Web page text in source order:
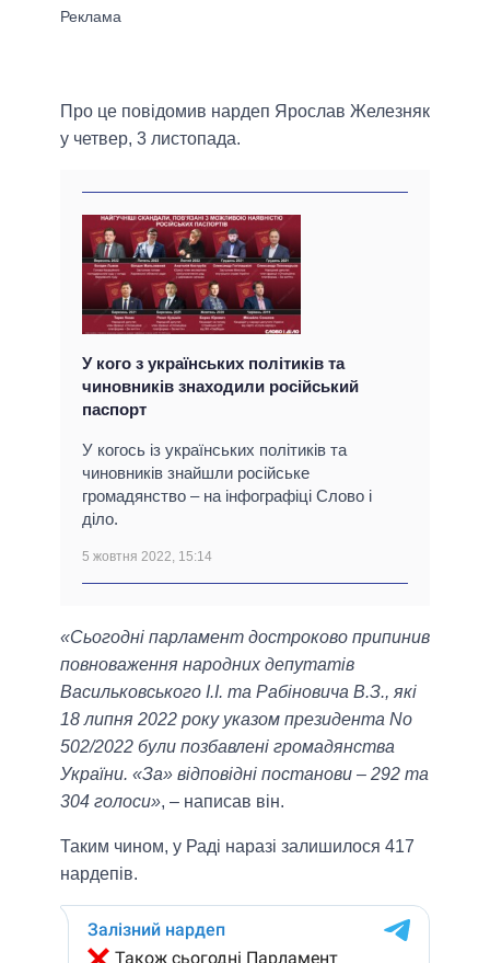
Про це повідомив нардеп Ярослав Железняк
у четвер, 3 листопада.
У кого з українських політиків та
чиновників знаходили російський
паспорт
У когось із українських політиків та
чиновників знайшли російське
громадянство – на інфографіці Слово і
діло.
5 жовтня 2022, 15:14
«Сьогодні парламент достроково припинив
повноваження народних депутатів
Васильковського І.І. та Рабіновича В.З., які
18 липня 2022 року указом президента No
502/2022 були позбавлені громадянства
України. «За» відповідні постанови – 292 та
304 голоси», – написав він.
Таким чином, у Раді наразі залишилося 417
нардепів.